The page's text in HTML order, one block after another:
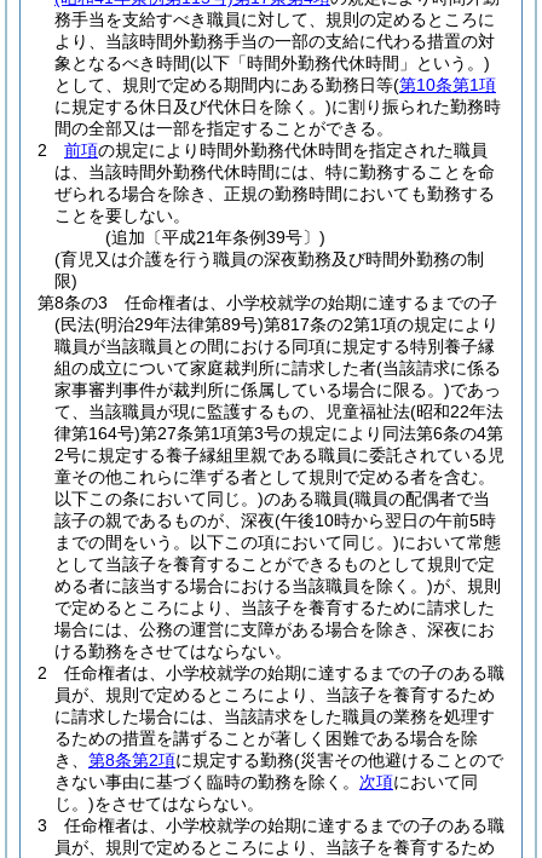
務手当を支給すべき職員に対して、規則の定めるところに
より、当該時間外勤務手当の一部の支給に代わる措置の対
象となるべき時間(以下「時間外勤務代休時間」という。)
として、規則で定める期間内にある勤務日等(第10条第1項
に規定する休日及び代休日を除く。)に割り振られた勤務時
間の全部又は一部を指定することができる。
2
前項の規定により時間外勤務代休時間を指定された職員
は、当該時間外勤務代休時間には、特に勤務することを命
ぜられる場合を除き、正規の勤務時間においても勤務する
ことを要しない。
(追加〔平成21年条例39号〕)
(育児又は介護を行う職員の深夜勤務及び時間外勤務の制
限)
第8条の3
任命権者は、小学校就学の始期に達するまでの子
(民法(明治29年法律第89号)第817条の2第1項の規定により
職員が当該職員との間における同項に規定する特別養子縁
組の成立について家庭裁判所に請求した者(当該請求に係る
家事審判事件が裁判所に係属している場合に限る。)であっ
て、当該職員が現に監護するもの、児童福祉法(昭和22年法
律第164号)第27条第1項第3号の規定により同法第6条の4第
2号に規定する養子縁組里親である職員に委託されている児
童その他これらに準ずる者として規則で定める者を含む。
以下この条において同じ。)のある職員(職員の配偶者で当
該子の親であるものが、深夜(午後10時から翌日の午前5時
までの間をいう。以下この項において同じ。)において常態
として当該子を養育することができるものとして規則で定
める者に該当する場合における当該職員を除く。)が、規則
で定めるところにより、当該子を養育するために請求した
場合には、公務の運営に支障がある場合を除き、深夜にお
ける勤務をさせてはならない。
2
任命権者は、小学校就学の始期に達するまでの子のある職
員が、規則で定めるところにより、当該子を養育するため
に請求した場合には、当該請求をした職員の業務を処理す
るための措置を講ずることが著しく困難である場合を除
き、 第8条第2項に規定する勤務(災害その他避けることので
きない事由に基づく臨時の勤務を除く。 次項において同
じ。)をさせてはならない。
3
任命権者は、小学校就学の始期に達するまでの子のある職
員が、規則で定めるところにより、当該子を養育するため